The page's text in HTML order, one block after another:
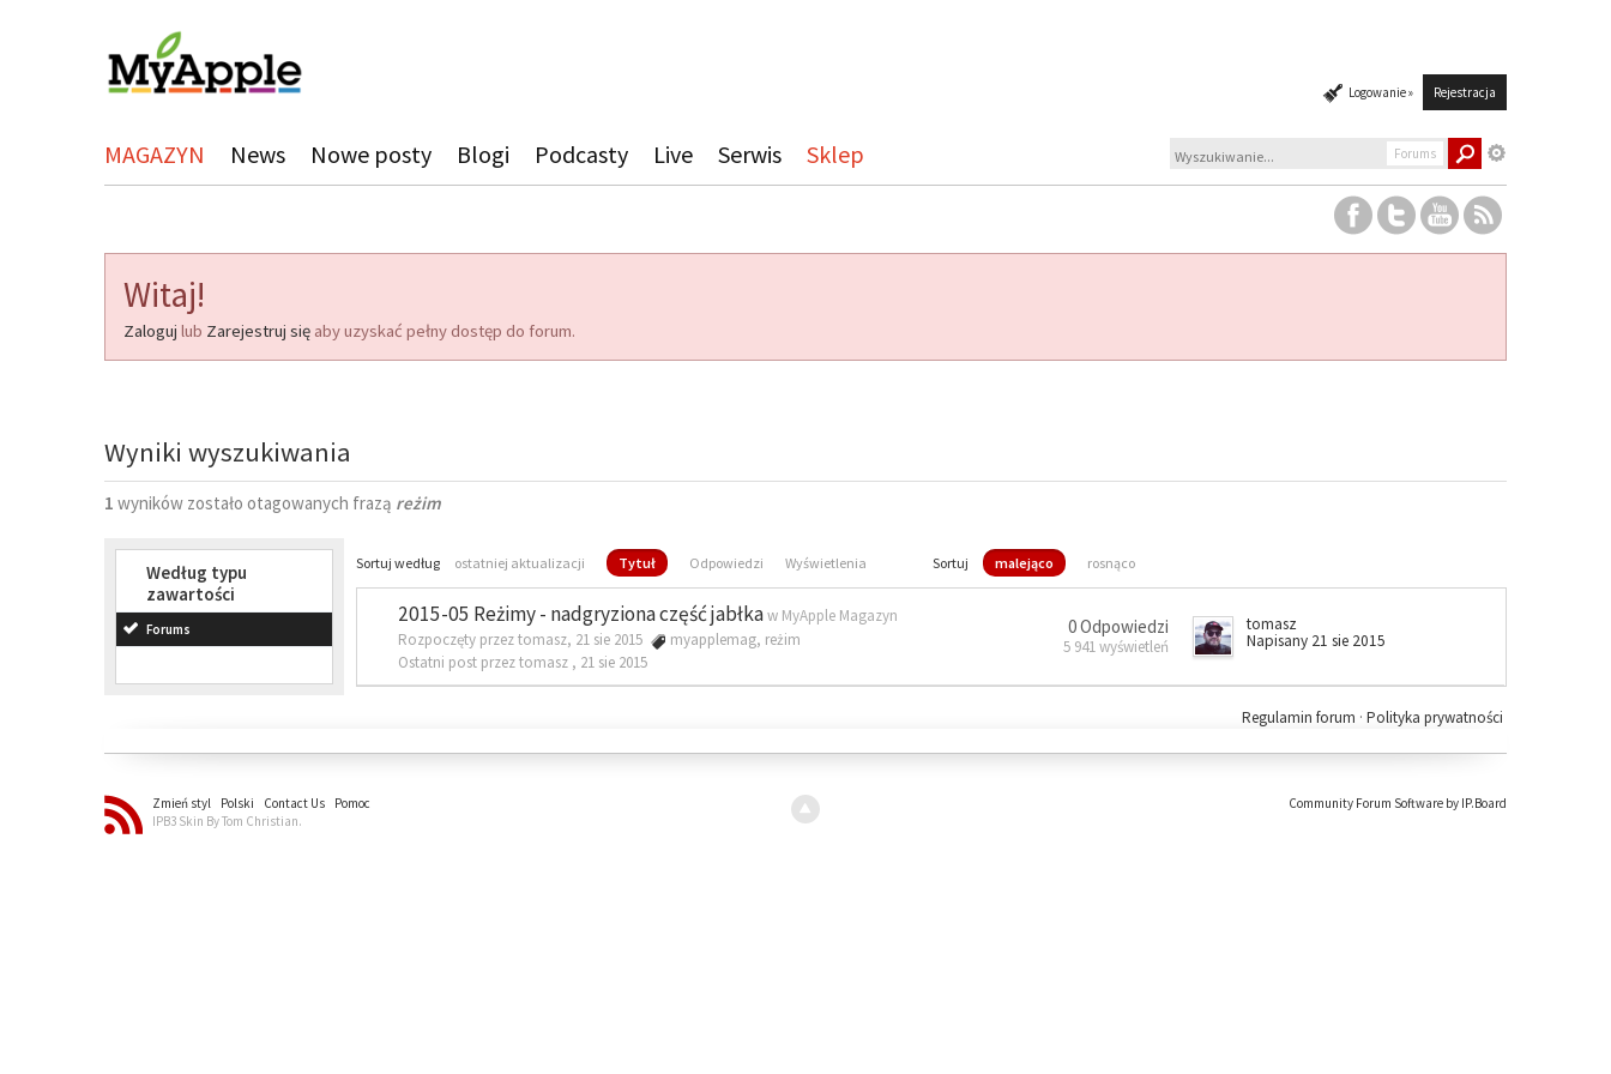
Logowanie » Rejestracja
MAGAZYN News Nowe posty Blogi Podcasty Live Serwis Sklep Forums
Witaj!
Zaloguj lub Zarejestruj się aby uzyskać pełny dostęp do forum.
Wyniki wyszukiwania
1 wyników zostało otagowanych frazą reżim
Według typu
zawartości
Forums
Sortuj według ostatniej aktualizacji Tytuł Odpowiedzi Wyświetlenia Sortuj malejąco rosnąco
2015-05 Reżimy - nadgryziona część jabłkaw MyApple Magazyn
Rozpoczęty przez tomasz, 21 sie 2015
myapplemag, reżim
Ostatni post przez tomasz , 21 sie 2015
0 Odpowiedzi
5 941 wyświetleń
tomasz
Napisany 21 sie 2015
Polityka prywatności
Regulamin forum ·
Zmień styl Polski Contact Us
Pomoc
IPB3 Skin By Tom Christian.
Community Forum Software by IP.Board